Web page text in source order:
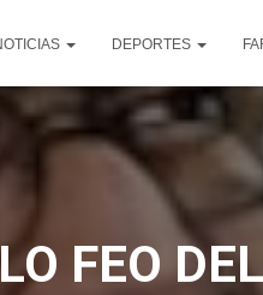
DEPORTES
FEO